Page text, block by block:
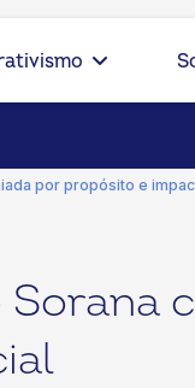
por propósito e